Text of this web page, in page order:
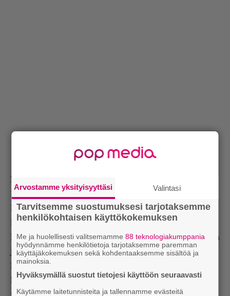
M – MAKI KOLEHMAINEN
Nuorgamin järjestämä Maki Kolehmaisen
haastattelu oli festarin helmiä. Etenkin
haastattelun päätteeksi kuunneltu Kuuden vuoden
kuuliaisuus, jonka aikana Maki vääntelehti sohvalla
jotenkin vaivaantuneen oloisena. (MM)
N – NICOLAS JAAR
Nicolas Jaarin tyylitelty elektroninen äänimaisema
Arvostamme yksityisyyttäsi Valintasi
Tarvitsemme suostumuksesi tarjotaksemme
henkilökohtaisen käyttökokemuksen
Me ja huolellisesti valitsemamme88 teknologiakumppania
hyödynnämme henkilötietoja tarjotaksemme paremman
käyttäjäkokemuksen sekä kohdentaaksemme sisältöä ja
mainoksia.
Hyväksymällä suostut tietojesi käyttöön seuraavasti
Käytämme laitetunnisteita ja tallennamme evästeitä